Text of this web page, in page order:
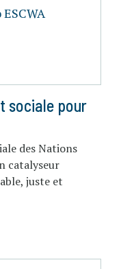
sociale pour
des Nations
catalyseur
juste et